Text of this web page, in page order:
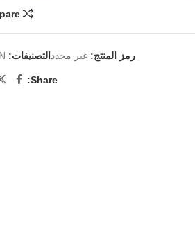
رمز المنتج: غير محدد التصنيفات:
Share: